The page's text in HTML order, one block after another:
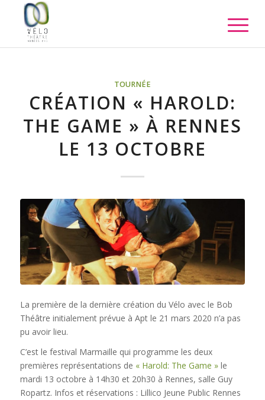
TOURNÉE
CRÉATION « HAROLD:
THE GAME » À RENNES
LE 13 OCTOBRE
La première de la dernière création du Vélo avec le Bob
Théâtre initialement prévue à Apt le 21 mars 2020 n’a pas
pu avoir lieu.
C’est le festival Marmaille qui programme les deux
premières représentations de « Harold: The Game »le
mardi 13 octobre à 14h30 et 20h30 à Rennes, salle Guy
Ropartz. Infos et réservations : Lillico Jeune Public Rennes